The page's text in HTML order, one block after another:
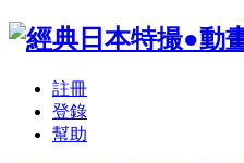
註冊
登錄
幫助